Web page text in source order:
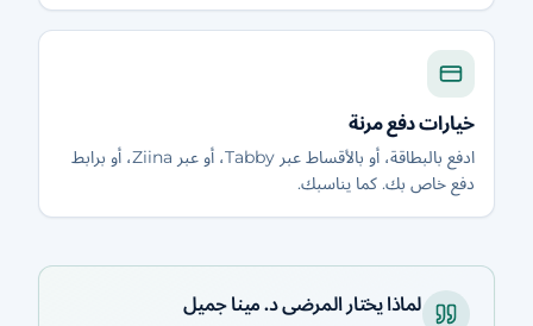
خيارات دفع مرنة
ادفع بالبطاقة، أو بالأقساط عبر Tabby، أو عبر Ziina، أو برابط
دفع خاص بك. كما يناسبك.
لماذا يختار المرضى د. مينا جميل